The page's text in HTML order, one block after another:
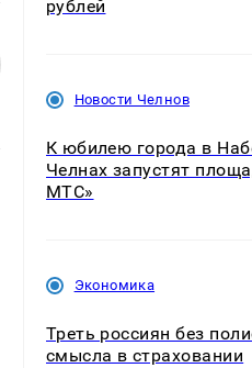
рублей
Новости Челнов
К юбилею города в
Челнах запустят
МТС»
Экономика
Треть россиян без
смысла в страховании